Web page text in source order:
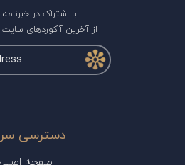
با اشتراک در خبرنامه
از آخرین آکوردهای سایت
دسترسی